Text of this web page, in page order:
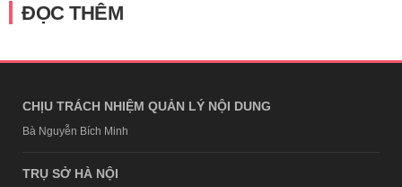
ĐỌC THÊM
CHỊU TRÁCH NHIỆM QUẢN LÝ NỘI DUNG
Bà Nguyễn Bích Minh
TRỤ SỞ HÀ NỘI